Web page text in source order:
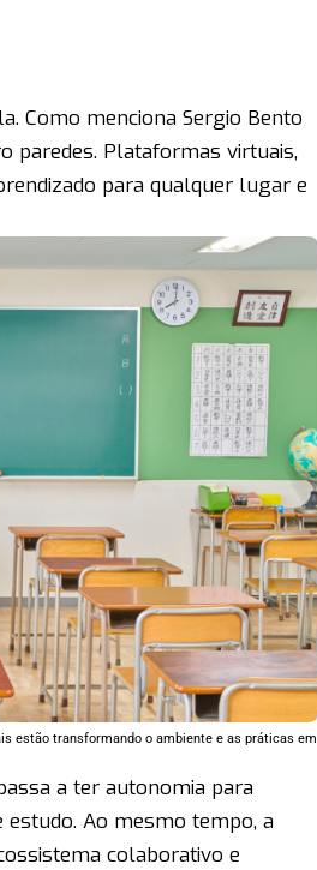
Como menciona Sergio Bento
paredes. Plataformas virtuais,
para qualquer lugar e
estão transformando o ambiente e as práticas em
a ter autonomia para
Ao mesmo tempo, a
colaborativo e